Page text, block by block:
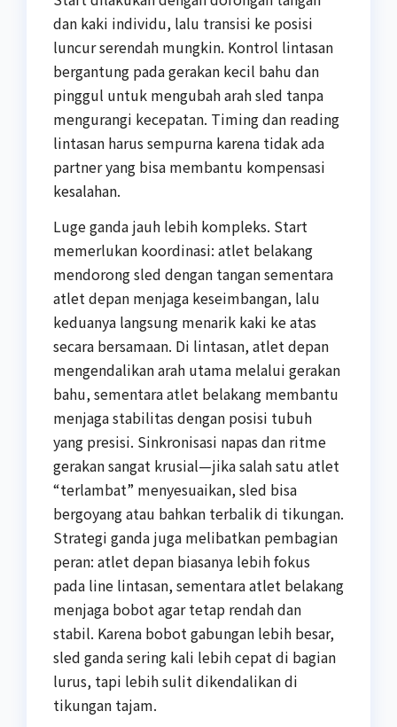
dan kaki individu, lalu transisi ke posisi
luncur serendah mungkin. Kontrol lintasan
bergantung pada gerakan kecil bahu dan
pinggul untuk mengubah arah sled tanpa
mengurangi kecepatan. Timing dan reading
lintasan harus sempurna karena tidak ada
partner yang bisa membantu kompensasi
kesalahan.
Luge ganda jauh lebih kompleks. Start
memerlukan koordinasi: atlet belakang
mendorong sled dengan tangan sementara
atlet depan menjaga keseimbangan, lalu
keduanya langsung menarik kaki ke atas
secara bersamaan. Di lintasan, atlet depan
mengendalikan arah utama melalui gerakan
bahu, sementara atlet belakang membantu
menjaga stabilitas dengan posisi tubuh
yang presisi. Sinkronisasi napas dan ritme
gerakan sangat krusial—jika salah satu atlet
“terlambat” menyesuaikan, sled bisa
bergoyang atau bahkan terbalik di tikungan.
Strategi ganda juga melibatkan pembagian
peran: atlet depan biasanya lebih fokus
pada line lintasan, sementara atlet belakang
menjaga bobot agar tetap rendah dan
stabil. Karena bobot gabungan lebih besar,
sled ganda sering kali lebih cepat di bagian
lurus, tapi lebih sulit dikendalikan di
tikungan tajam.